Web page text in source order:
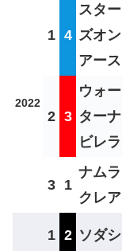
2022
1 4
スター
ズオン
アース
2 3
ウォー
ターナ
ビレラ
3 1
ナムラ
クレア
1 2 ソダシ